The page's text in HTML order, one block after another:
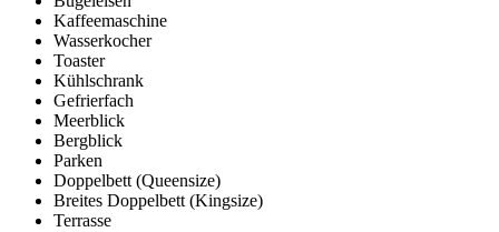
Kaffeemaschine
Wasserkocher
Toaster
Kühlschrank
Gefrierfach
Meerblick
Bergblick
Parken
Doppelbett (Queensize)
Breites Doppelbett (Kingsize)
Terrasse